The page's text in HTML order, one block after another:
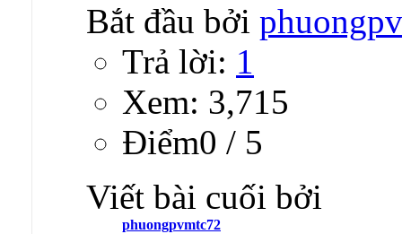
Bắt đầu bởi
Trả lời: 1
Xem: 3,715
Ðiểm0 / 5
Viết bài cuối bởi
phuongpvmtc72